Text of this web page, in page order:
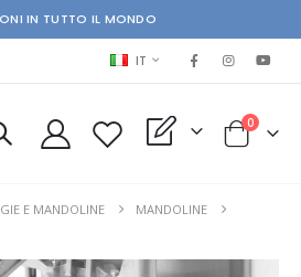
IN TUTTO IL MONDO
LINGUA
IT
My Quote Cart
0elementi
E MANDOLINE
MANDOLINE